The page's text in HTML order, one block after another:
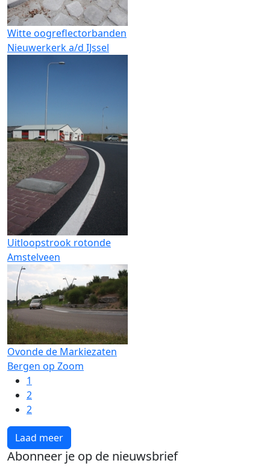
Witte oogreflectorbanden
Nieuwerkerk a/d IJssel
Uitloopstrook rotonde
Amstelveen
Ovonde de Markiezaten
Bergen op Zoom
1
2
2
Laad meer
Abonneer je op de nieuwsbrief